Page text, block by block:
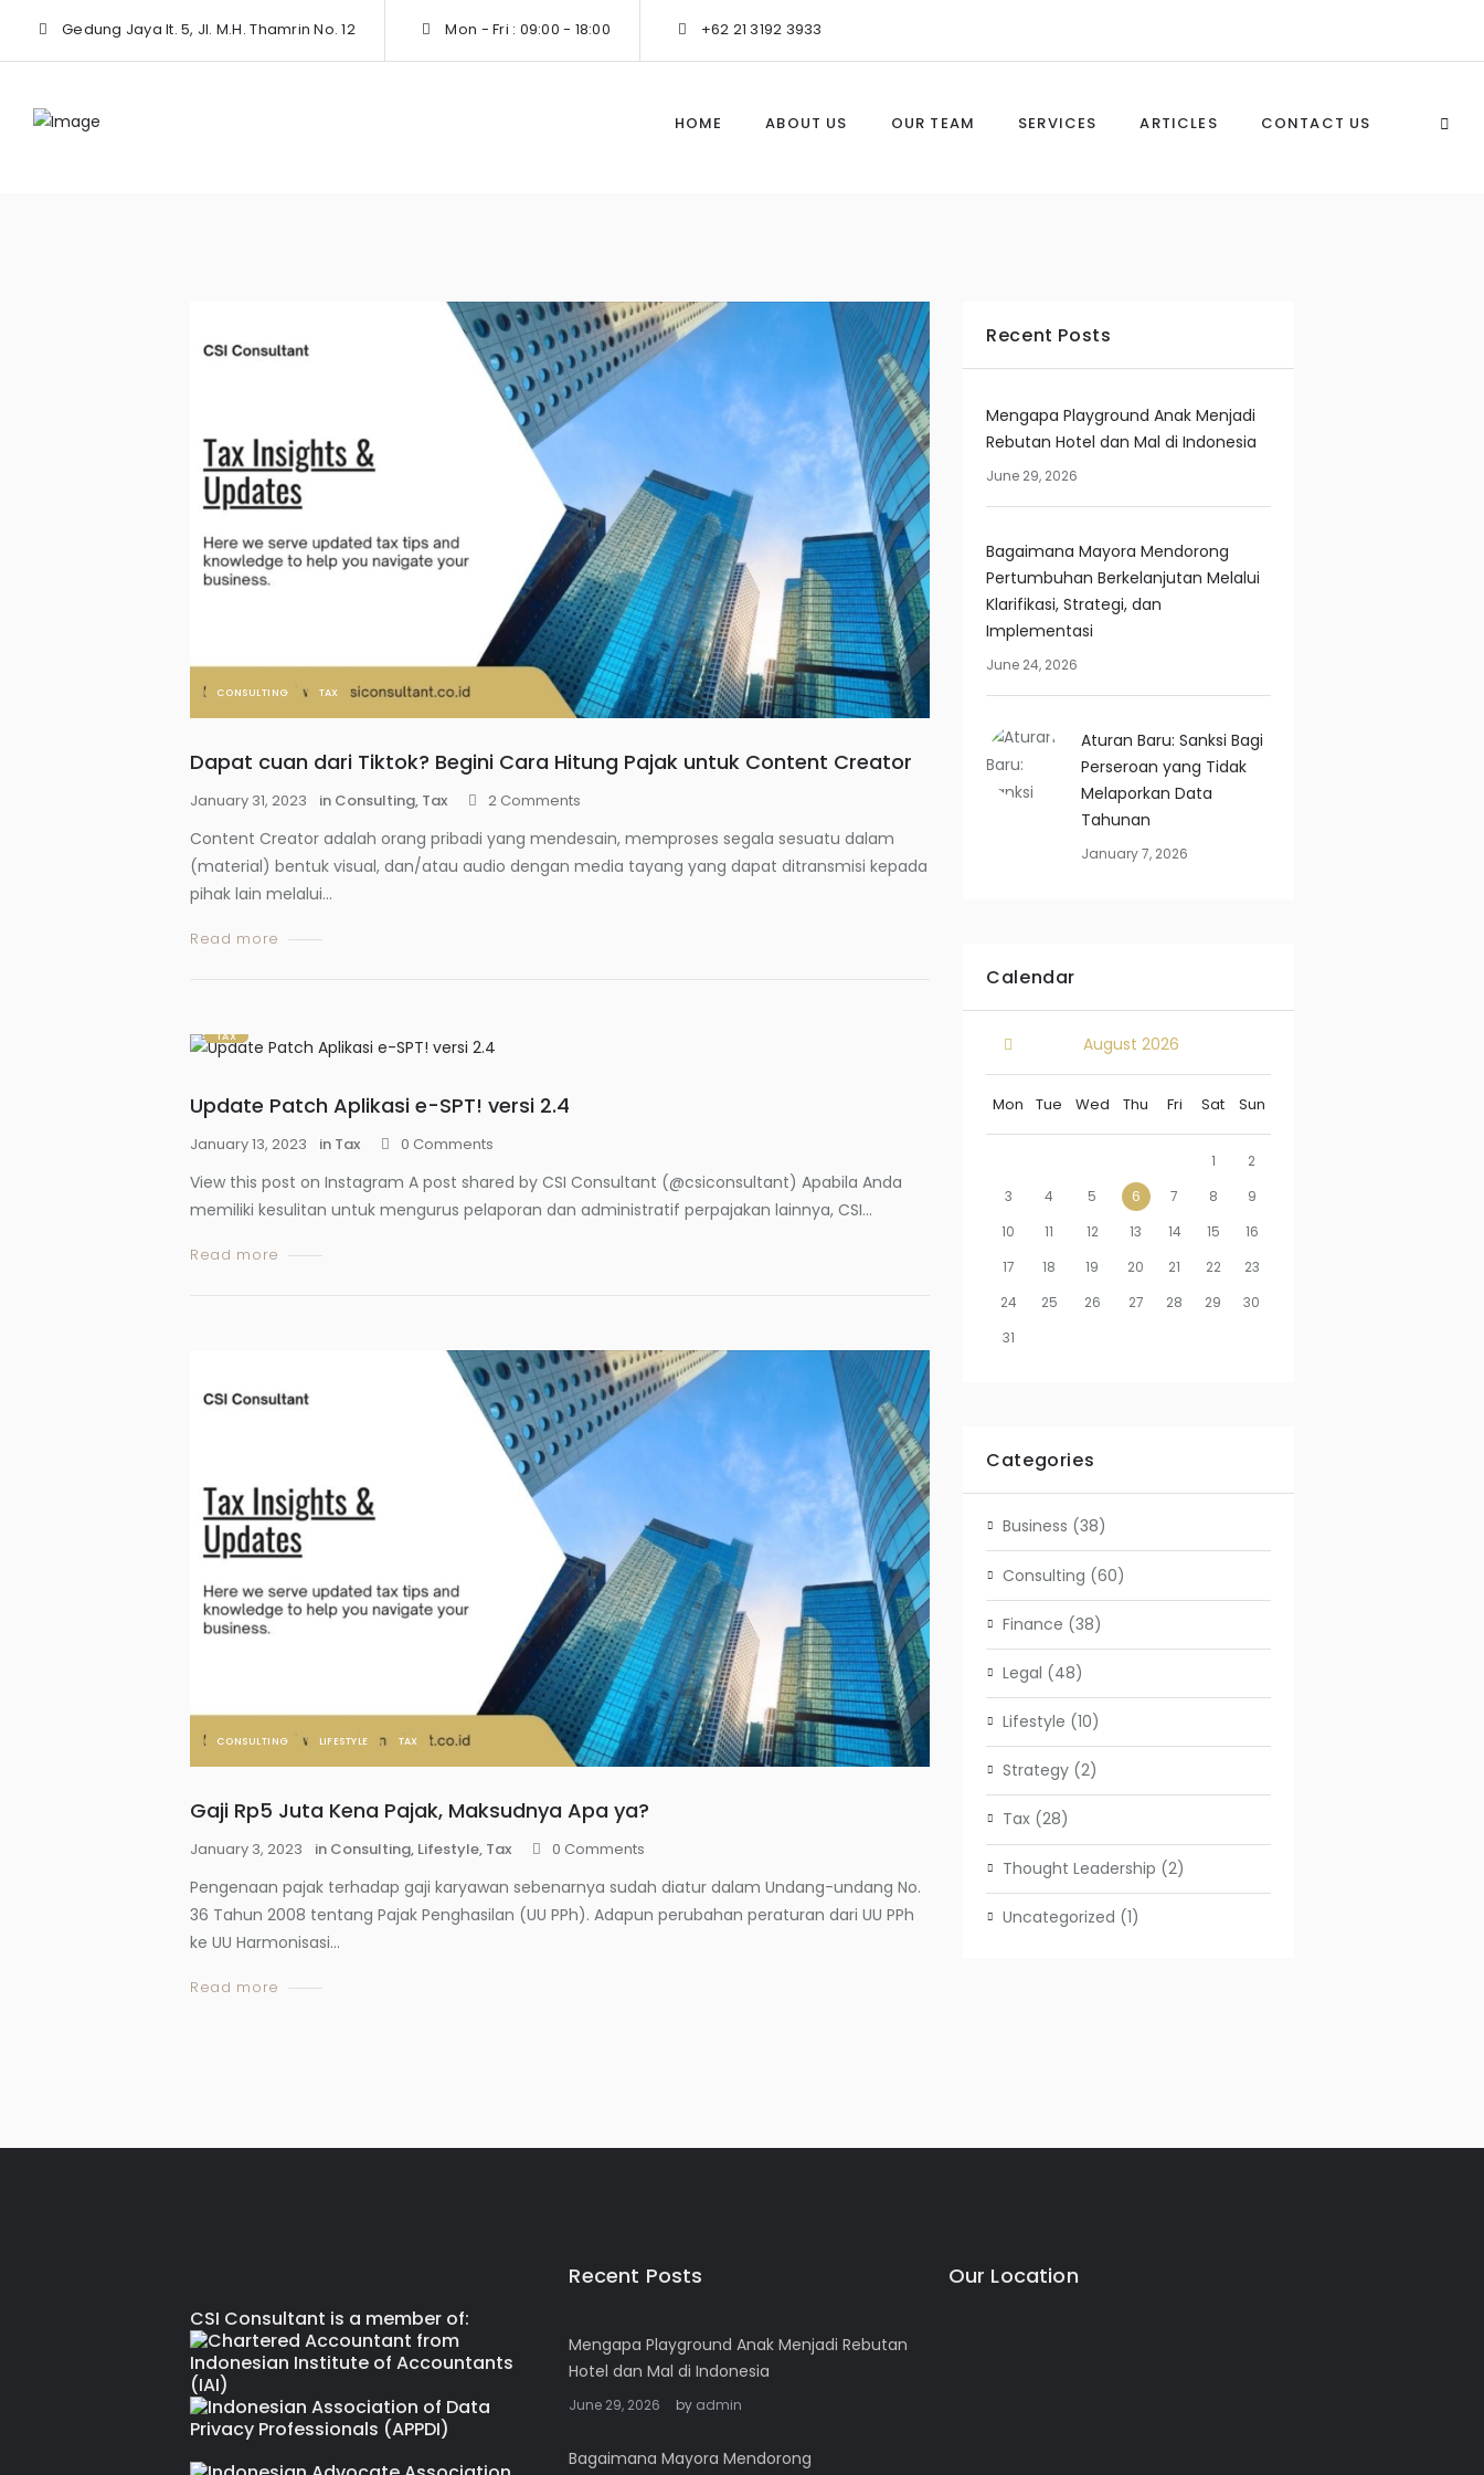
Gedung Jaya lt. 5, Jl. M.H. Thamrin No. 12 Mon - Fri : 09:00 - 18:00 +62 21 3192 3933
HOME ABOUT US OUR TEAM SERVICES ARTICLES CONTACT US
CONSULTING TAX
Dapat cuan dari Tiktok? Begini Cara Hitung Pajak untuk Content Creator
January 31, 2023 in Consulting, Tax 2 Comments
Content Creator adalah orang pribadi yang mendesain, memproses segala sesuatu dalam
(material) bentuk visual, dan/atau audio dengan media tayang yang dapat ditransmisi kepada
pihak lain melalui...
Read more
TAX
Update Patch Aplikasi e-SPT! versi 2.4
January 13, 2023 in Tax 0 Comments
View this post on Instagram A post shared by CSI Consultant (@csiconsultant) Apabila Anda
memiliki kesulitan untuk mengurus pelaporan dan administratif perpajakan lainnya, CSI...
Read more
CONSULTING LIFESTYLE TAX
Gaji Rp5 Juta Kena Pajak, Maksudnya Apa ya?
January 3, 2023 in Consulting, Lifestyle, Tax 0 Comments
Pengenaan pajak terhadap gaji karyawan sebenarnya sudah diatur dalam Undang-undang No.
36 Tahun 2008 tentang Pajak Penghasilan (UU PPh). Adapun perubahan peraturan dari UU PPh
ke UU Harmonisasi...
Read more
Recent Posts
Mengapa Playground Anak Menjadi
Rebutan Hotel dan Mal di Indonesia
June 29, 2026
Bagaimana Mayora Mendorong
Pertumbuhan Berkelanjutan Melalui
Klarifikasi, Strategi, dan
Implementasi
June 24, 2026
Aturan Baru: Sanksi Bagi
Perseroan yang Tidak
Melaporkan Data
Tahunan
January 7, 2026
Calendar
August 2026
Mon Tue Wed Thu Fri Sat Sun
1
2
3
4 5 6 7 8
9
10
11 12 13 14 15
16
17
18 19 20 21 22
23
24
25 26 27 28 29
30
31
Categories
Business (38)
Consulting (60)
Finance (38)
Legal (48)
Lifestyle (10)
Strategy (2)
Tax (28)
Thought Leadership (2)
Uncategorized (1)
CSI Consultant is a member of:
Recent Posts
Mengapa Playground Anak Menjadi Rebutan
Hotel dan Mal di Indonesia
June 29, 2026 by admin
Bagaimana Mayora Mendorong
Our Location